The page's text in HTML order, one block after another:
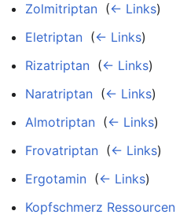
Zolmitriptan (← Links)
Eletriptan (← Links)
Rizatriptan (← Links)
Naratriptan (← Links)
Almotriptan (← Links)
Frovatriptan (← Links)
Ergotamin (← Links)
Kopfschmerz Ressourcen